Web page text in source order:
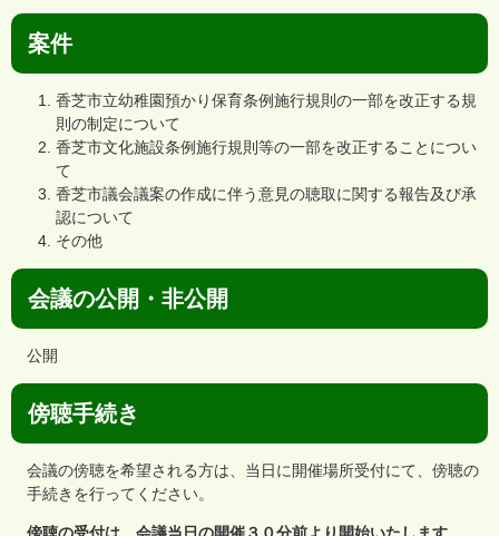
案件
香芝市立幼稚園預かり保育条例施行規則の一部を改正する規
則の制定について
香芝市文化施設条例施行規則等の一部を改正することについ
て
香芝市議会議案の作成に伴う意見の聴取に関する報告及び承
認について
その他
会議の公開・非公開
公開
傍聴手続き
会議の傍聴を希望される方は、当日に開催場所受付にて、傍聴の
手続きを行ってください。
傍聴の受付は、会議当日の開催３０分前より開始いたします。